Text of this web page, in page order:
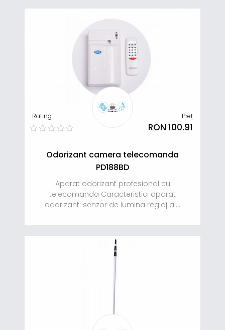
Rating Preț
RON 100.91
Odorizant camera telecomanda
PD188BD
Aparat odorizant profesional cu
telecomanda Caracteristici aparat
odorizant: senzor de lumina reglaj al...